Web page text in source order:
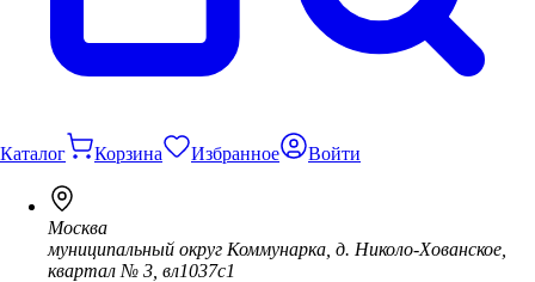
Каталог Корзина Избранное Войти
Москва
муниципальный округ Коммунарка, д. Николо-Хованское,
квартал № 3, вл1037с1